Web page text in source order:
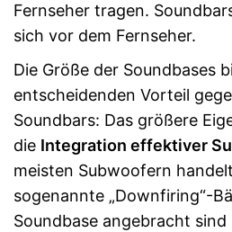
Fernseher tragen.
sich vor dem Fernseher.
Die Größe der Soundbases
entscheidenden Vorteil
Soundbars: Das größere
die Integration effektiver
meisten Subwoofern
sogenannte „Downfiring“-
Soundbase angebracht sind